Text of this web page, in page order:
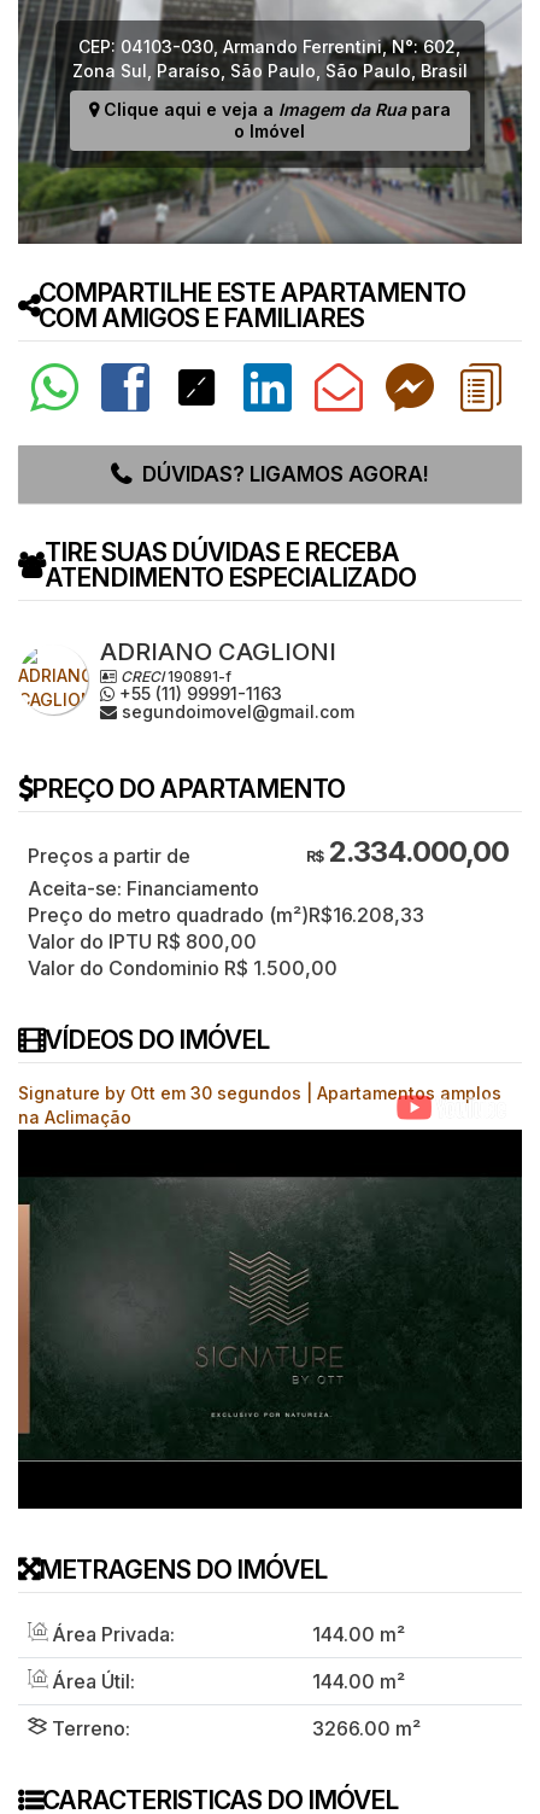
CEP: 04103-030 ,Armando Ferrentini,N°:602,
Zona Sul Paraíso São Paulo São Paulo Brasil
Clique aqui e veja a Imagem da Ruapara
o Imóvel
COMPARTILHE ESTE APARTAMENTO
COM AMIGOS E FAMILIARES
DÚVIDAS? LIGAMOS AGORA!
TIRE SUAS DÚVIDAS E RECEBA
ATENDIMENTO ESPECIALIZADO
ADRIANO CAGLIONI
CRECI190891-f
+55 (11) 99991-1163
segundoimovel@gmail.com
PREÇO DO APARTAMENTO
R$2.334.000,00
Aceita-se: Financiamento
Preço do metro quadrado (m²)R$16.208,33
Valor do IPTU R$ 800,00
Valor do Condominio R$ 1.500,00
VÍDEOS DO IMÓVEL
Signature by Ott em 30 segundos | Apartamentos amplos
na Aclimação
METRAGENS DO IMÓVEL
Área Privada: 144.00 m²
Área Útil:
144.00 m²
Terreno:
3266.00 m²
CARACTERISTICAS DO IMÓVEL